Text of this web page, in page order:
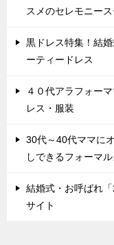
スメのセレモニー
黒ドレス特集！結
ーティードレス
４０代アラフォー
レス・服装
30代～40代ママに
しできるフォーマ
結婚式・お呼ばれ
サイト